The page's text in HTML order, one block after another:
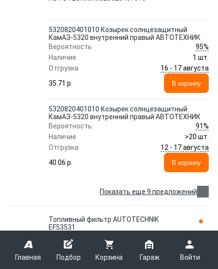
Главная Подбор Корзина Гараж Войти
AUTOTECHNIK
5320820401010 Козырек солнцезащитный
КамАЗ-5320 внутренний правый АВТОТЕХНИК
Вероятность
95%
Наличие
1 шт.
Отгрузка
16 - 17 августа
35.71 p.
В корзину
5320820401010 Козырек солнцезащитный
КамАЗ-5320 внутренний правый АВТОТЕХНИК
Вероятность
91%
Наличие
>20 шт.
Отгрузка
12 - 17 августа
40.06 p.
В корзину
Показать еще 9 предложений
Топливный фильтр AUTOTECHNIK
EF53531
AUTOTECHNIK
EF53531